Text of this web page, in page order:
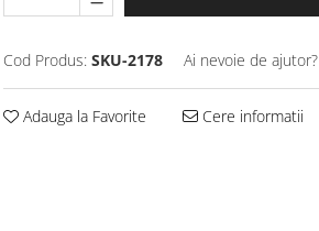
Cod Produs: SKU-2178 Ai nevoie de ajutor?
Adauga la Favorite Cere informatii